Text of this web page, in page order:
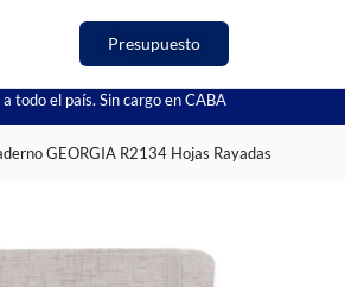
Presupuesto
todo el país. Sin cargo en CABA
GEORGIA R2134 Hojas Rayadas